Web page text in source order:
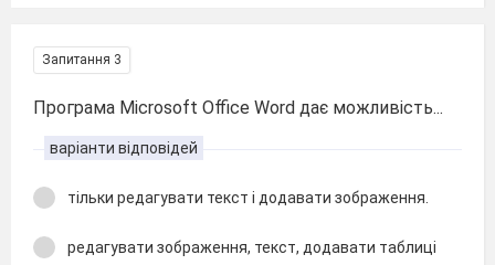
Запитання 3
Програма Microsoft Office Word дає можливість...
варіанти відповідей
тільки редагувати текст і додавати зображення.
редагувати зображення, текст, додавати таблиці